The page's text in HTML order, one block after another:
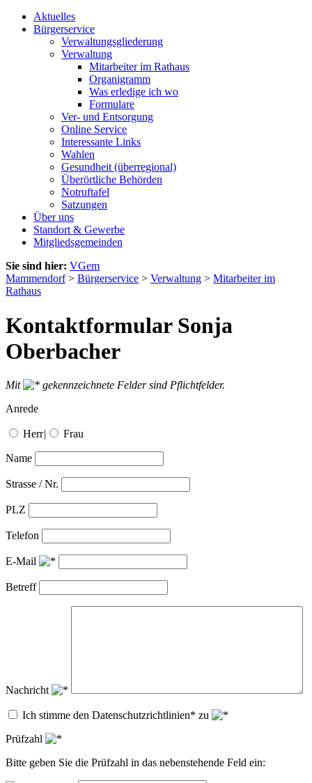
Aktuelles
Bürgerservice
Verwaltungsgliederung
Verwaltung
Mitarbeiter im Rathaus
Organigramm
Was erledige ich wo
Formulare
Ver- und Entsorgung
Online Service
Interessante Links
Wahlen
Gesundheit (überregional)
Überörtliche Behörden
Notruftafel
Satzungen
Über uns
Standort & Gewerbe
Mitgliedsgemeinden
Sie sind hier: VGem
Mammendorf> Bürgerservice > Verwaltung > Mitarbeiter im
Rathaus
Kontaktformular Sonja
Oberbacher
Mit
gekennzeichnete Felder sind Pflichtfelder.
Anrede
Herr| Frau
Name
Strasse / Nr.
PLZ
Telefon
E-Mail
Betreff
Nachricht
Ich stimme den Datenschutzrichtlinien* zu
Prüfzahl
Bitte geben Sie die Prüfzahl in das nebenstehende Feld ein: